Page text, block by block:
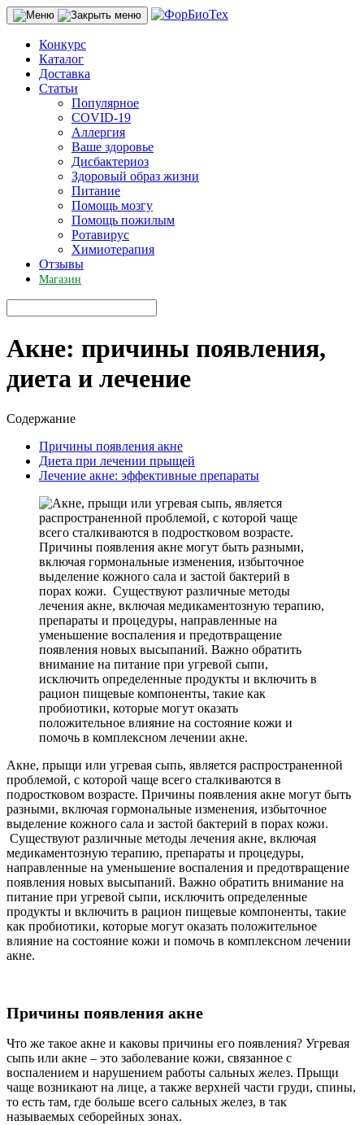
Конкурс
Каталог
Доставка
Статьи
Популярное
COVID-19
Аллергия
Ваше здоровье
Дисбактериоз
Здоровый образ жизни
Питание
Помощь мозгу
Помощь пожилым
Ротавирус
Химиотерапия
Отзывы
Магазин
Акне: причины появления,
диета и лечение
Содержание
Причины появления акне
Диета при лечении прыщей
Лечение акне: эффективные препараты
Акне, прыщи или угревая сыпь, является распространенной
проблемой, с которой чаще всего сталкиваются в
подростковом возрасте. Причины появления акне могут быть
разными, включая гормональные изменения, избыточное
выделение кожного сала и застой бактерий в порах кожи.
Существуют различные методы лечения акне, включая
медикаментозную терапию, препараты и процедуры,
направленные на уменьшение воспаления и предотвращение
появления новых высыпаний. Важно обратить внимание на
питание при угревой сыпи, исключить определенные
продукты и включить в рацион пищевые компоненты, такие
как пробиотики, которые могут оказать положительное
влияние на состояние кожи и помочь в комплексном лечении
акне.
Причины появления акне
Что же такое акне и каковы причины его появления? Угревая
сыпь или акне – это заболевание кожи, связанное с
воспалением и нарушением работы сальных желез. Прыщи
чаще возникают на лице, а также верхней части груди, спины,
то есть там, где больше всего сальных желез, в так
называемых себорейных зонах.